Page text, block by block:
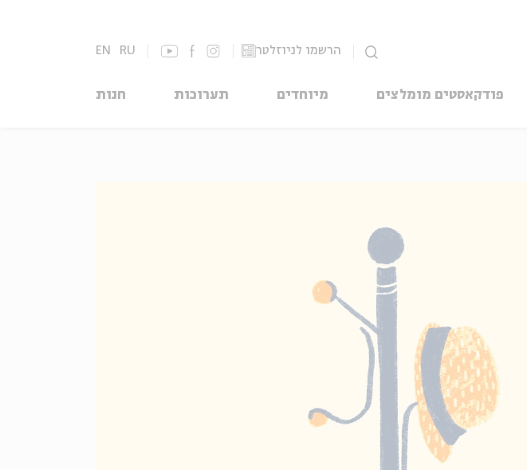
הרשמו לניוזלטר EN RU
פודקאסטים מומלצים מיוחדים תערוכות חנות